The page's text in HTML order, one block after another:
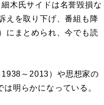
木氏サイドは名誉毀損な
えを取り下げ、番組も降
にまとめられ、今でも読
～2013）や思想家の
明らかになっている。